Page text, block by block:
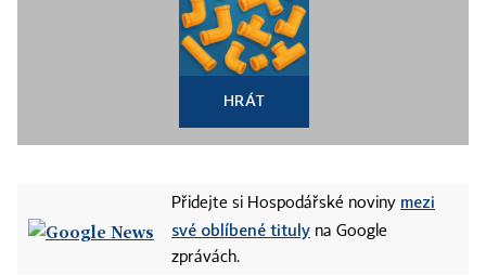
HRÁT
Přidejte si Hospodářské noviny mezi
své oblíbené tituly na Google
zprávách.